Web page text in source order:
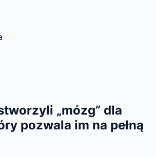
„mózg” dla
pozwala im na pełną